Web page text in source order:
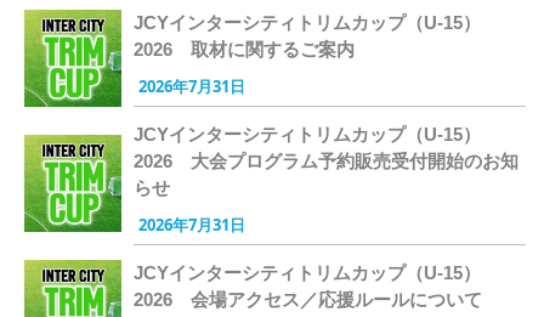
JCYインターシティトリムカップ（U-15）
2026 取材に関するご案内
2026年7月31日
JCYインターシティトリムカップ（U-15）
2026 大会プログラム予約販売受付開始のお知
らせ
2026年7月31日
JCYインターシティトリムカップ（U-15）
2026 会場アクセス／応援ルールについて